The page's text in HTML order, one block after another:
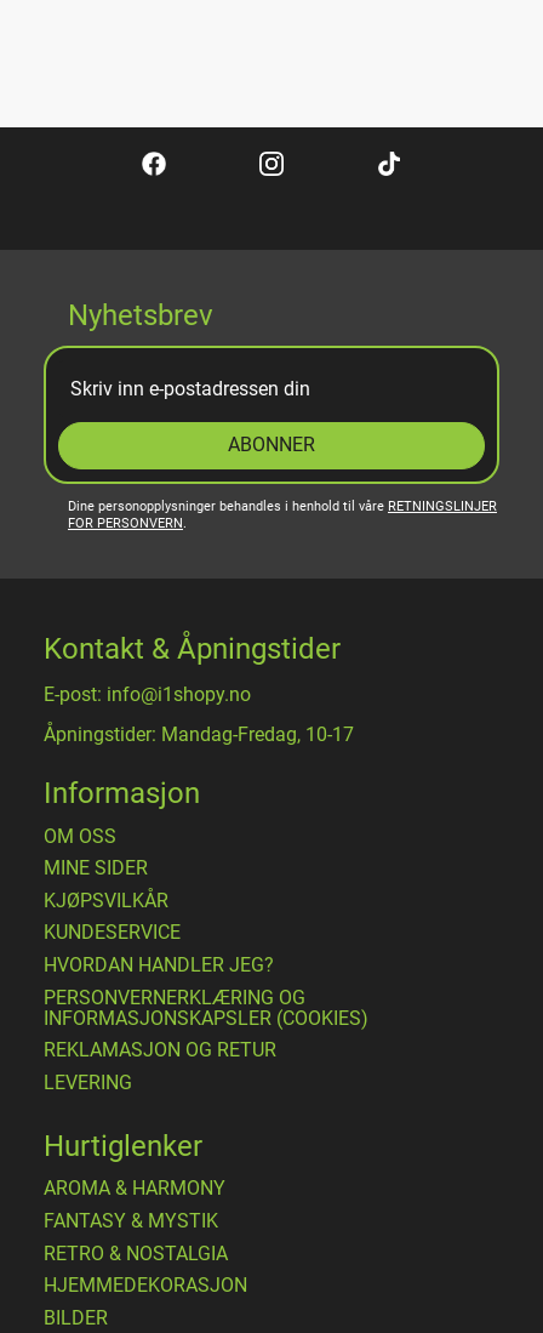
Nyhetsbrev
ABONNER
Dine personopplysninger behandles i henhold til våre RETNINGSLINJER
FOR PERSONVERN.
Kontakt & Åpningstider
E-post: info@i1shopy.no
Åpningstider: Mandag-Fredag, 10-17
Informasjon
OM OSS
MINE SIDER
​KJØPSVILKÅR
KUNDESERVICE
HVORDAN HANDLER JEG?
PERSONVERNERKLÆRING OG
INFORMASJONSKAPSLER (COOKIES)
REKLAMASJON OG RETUR
LEVERING
Hurtiglenker
AROMA & HARMONY
FANTASY & MYSTIK
RETRO & NOSTALGIA
HJEMMEDEKORASJON
BILDER